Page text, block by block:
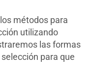
métodos para
utilizando
las formas
para que